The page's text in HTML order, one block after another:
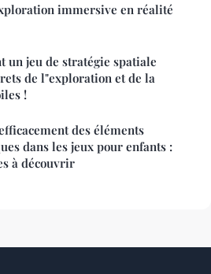
immersive en réalité
un jeu de stratégie spatiale
de l"exploration et de la
!
des éléments
dans les jeux pour enfants :
à découvrir